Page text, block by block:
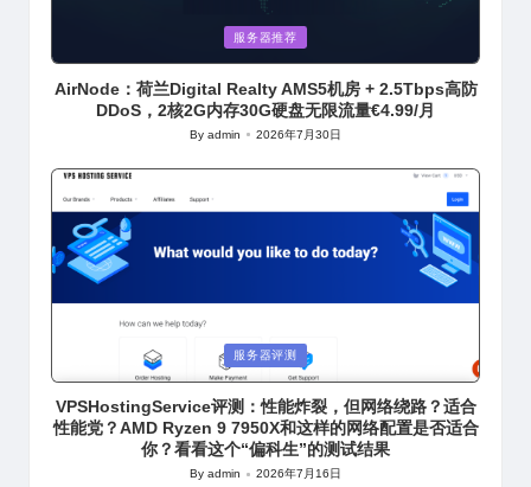
in
服务器推荐
AirNode：荷兰Digital Realty AMS5机房 + 2.5Tbps高防
DDoS，2核2G内存30G硬盘无限流量€4.99/月
Posted
Byadmin 2026年7月30日
in
服务器评测
VPSHostingService评测：性能炸裂，但网络绕路？适合
性能党？AMD Ryzen 9 7950X和这样的网络配置是否适合
你？看看这个“偏科生”的测试结果
Posted
Byadmin 2026年7月16日